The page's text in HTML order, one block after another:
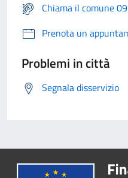
Chiama il comune
Prenota un
Problemi in città
Segnala disservizio